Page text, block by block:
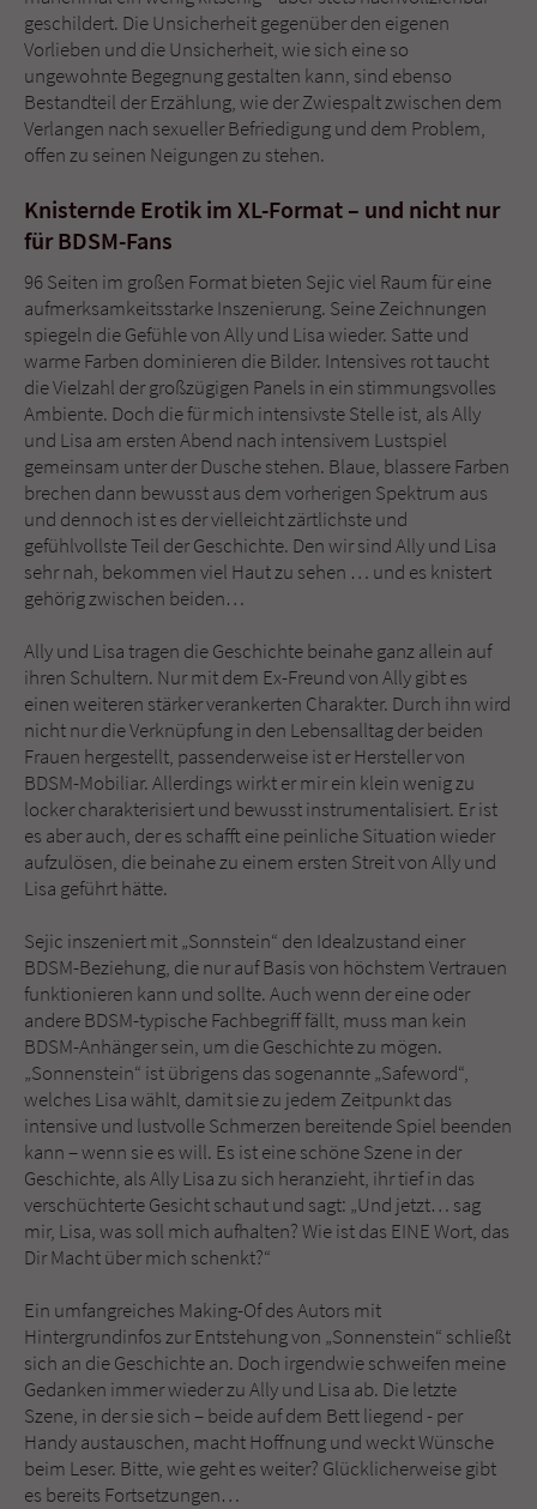
geschildert. Die Unsicherheit gegenüber den eigenen
Vorlieben und die Unsicherheit, wie sich eine so
ungewohnte Begegnung gestalten kann, sind ebenso
Bestandteil der Erzählung, wie der Zwiespalt zwischen dem
Verlangen nach sexueller Befriedigung und dem Problem,
offen zu seinen Neigungen zu stehen.
Knisternde Erotik im XL-Format – und nicht nur
für BDSM-Fans
96 Seiten im großen Format bieten Sejic viel Raum für eine
aufmerksamkeitsstarke Inszenierung. Seine Zeichnungen
spiegeln die Gefühle von Ally und Lisa wieder. Satte und
warme Farben dominieren die Bilder. Intensives rot taucht
die Vielzahl der großzügigen Panels in ein stimmungsvolles
Ambiente. Doch die für mich intensivste Stelle ist, als Ally
und Lisa am ersten Abend nach intensivem Lustspiel
gemeinsam unter der Dusche stehen. Blaue, blassere Farben
brechen dann bewusst aus dem vorherigen Spektrum aus
und dennoch ist es der vielleicht zärtlichste und
gefühlvollste Teil der Geschichte. Den wir sind Ally und Lisa
sehr nah, bekommen viel Haut zu sehen … und es knistert
gehörig zwischen beiden…
Ally und Lisa tragen die Geschichte beinahe ganz allein auf
ihren Schultern. Nur mit dem Ex-Freund von Ally gibt es
einen weiteren stärker verankerten Charakter. Durch ihn wird
nicht nur die Verknüpfung in den Lebensalltag der beiden
Frauen hergestellt, passenderweise ist er Hersteller von
BDSM-Mobiliar. Allerdings wirkt er mir ein klein wenig zu
locker charakterisiert und bewusst instrumentalisiert. Er ist
es aber auch, der es schafft eine peinliche Situation wieder
aufzulösen, die beinahe zu einem ersten Streit von Ally und
Lisa geführt hätte.
Sejic inszeniert mit „Sonnstein“ den Idealzustand einer
BDSM-Beziehung, die nur auf Basis von höchstem Vertrauen
funktionieren kann und sollte. Auch wenn der eine oder
andere BDSM-typische Fachbegriff fällt, muss man kein
BDSM-Anhänger sein, um die Geschichte zu mögen.
„Sonnenstein“ ist übrigens das sogenannte „Safeword“,
welches Lisa wählt, damit sie zu jedem Zeitpunkt das
intensive und lustvolle Schmerzen bereitende Spiel beenden
kann – wenn sie es will. Es ist eine schöne Szene in der
Geschichte, als Ally Lisa zu sich heranzieht, ihr tief in das
verschüchterte Gesicht schaut und sagt: „Und jetzt… sag
mir, Lisa, was soll mich aufhalten? Wie ist das EINE Wort, das
Dir Macht über mich schenkt?“
Ein umfangreiches Making-Of des Autors mit
Hintergrundinfos zur Entstehung von „Sonnenstein“ schließt
sich an die Geschichte an. Doch irgendwie schweifen meine
Gedanken immer wieder zu Ally und Lisa ab. Die letzte
Szene, in der sie sich – beide auf dem Bett liegend - per
Handy austauschen, macht Hoffnung und weckt Wünsche
beim Leser. Bitte, wie geht es weiter? Glücklicherweise gibt
es bereits Fortsetzungen…